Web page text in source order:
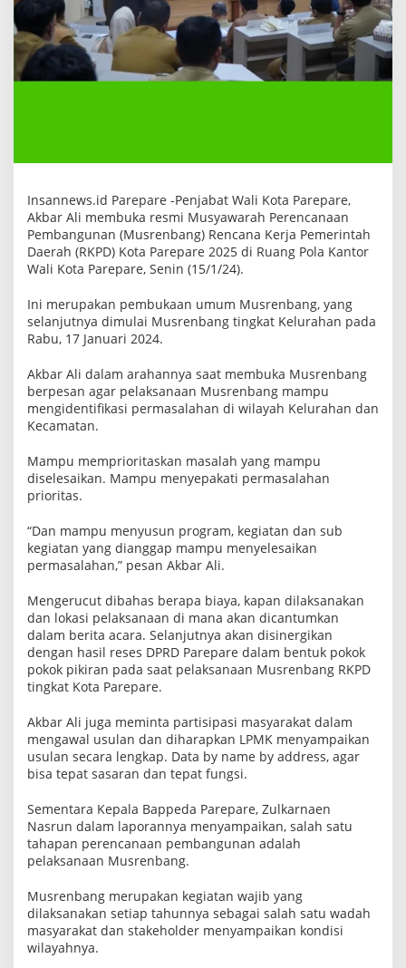
R
K
Insannews.id Parepare -Penjabat Wali Kota Parepare,
Akbar Ali membuka resmi Musyawarah Perencanaan
Pembangunan (Musrenbang) Rencana Kerja Pemerintah
Daerah (RKPD) Kota Parepare 2025 di Ruang Pola Kantor
Wali Kota Parepare, Senin (15/1/24).
Ini merupakan pembukaan umum Musrenbang, yang
selanjutnya dimulai Musrenbang tingkat Kelurahan pada
Rabu, 17 Januari 2024.
Akbar Ali dalam arahannya saat membuka Musrenbang
berpesan agar pelaksanaan Musrenbang mampu
mengidentifikasi permasalahan di wilayah Kelurahan dan
Kecamatan.
Mampu memprioritaskan masalah yang mampu
diselesaikan. Mampu menyepakati permasalahan
prioritas.
“Dan mampu menyusun program, kegiatan dan sub
kegiatan yang dianggap mampu menyelesaikan
permasalahan,” pesan Akbar Ali.
Mengerucut dibahas berapa biaya, kapan dilaksanakan
dan lokasi pelaksanaan di mana akan dicantumkan
dalam berita acara. Selanjutnya akan disinergikan
dengan hasil reses DPRD Parepare dalam bentuk pokok
pokok pikiran pada saat pelaksanaan Musrenbang RKPD
tingkat Kota Parepare.
Akbar Ali juga meminta partisipasi masyarakat dalam
mengawal usulan dan diharapkan LPMK menyampaikan
usulan secara lengkap. Data by name by address, agar
bisa tepat sasaran dan tepat fungsi.
Sementara Kepala Bappeda Parepare, Zulkarnaen
Nasrun dalam laporannya menyampaikan, salah satu
tahapan perencanaan pembangunan adalah
pelaksanaan Musrenbang.
Musrenbang merupakan kegiatan wajib yang
dilaksanakan setiap tahunnya sebagai salah satu wadah
masyarakat dan stakeholder menyampaikan kondisi
wilayahnya.